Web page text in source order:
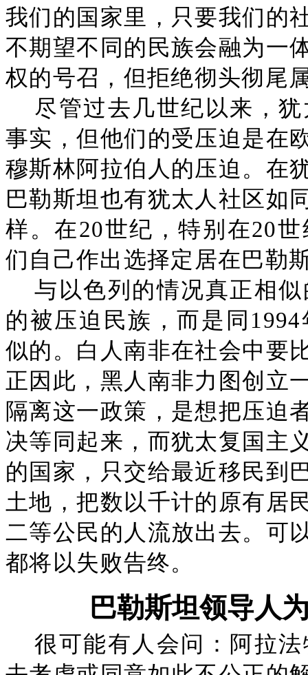
我们的国家里，只要我们的
不期望不同的民族会融为一
权的号召，但拒绝彻头彻尾
尽管过去几世纪以来，
事实，但他们的受压迫是在
穆斯林阿拉伯人的压迫。在
巴勒斯坦也有犹太人社区如
样。在20世纪，特别在20
们自己作出选择定居在巴勒
与以色列的情况真正相
的被压迫民族，而是同
似的。白人南非在社会中要
正因此，黑人南非力图创立
隔离这一政策，是想把压迫
决等同起来，而犹太复国主
的国家，只交给最近移民到
土地，把数以千计的原有居
二等公民的人流放出去。可
都将以失败告终。
巴勒斯坦领导人
很可能有人会问：阿拉